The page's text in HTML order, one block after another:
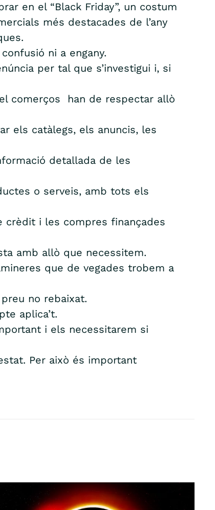
en el “Black Friday”, un costum
més destacades de l’any
ni a engany.
per tal que s’investigui i, si
comerços han de respectar allò
els catàlegs, els anuncis, les
detallada de les
o serveis, amb tots els
crèdit i les compres finançades
amb allò que necessitem.
que de vegades trobem a
no rebaixat.
aplica’t.
i els necessitarem si
Per això és important